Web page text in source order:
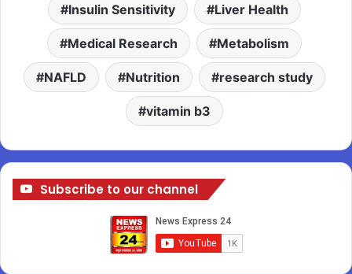
Insulin Sensitivity Liver Health
Medical Research Metabolism
NAFLD Nutrition research study
vitamin b3
Subscribe to our channel